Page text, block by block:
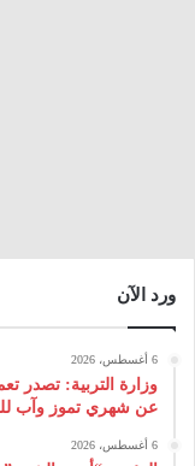
ورد الآن
6 أغسطس، 2026
وزارة التربية: تصدر
عن شهري تموز وآب
6 أغسطس، 2026